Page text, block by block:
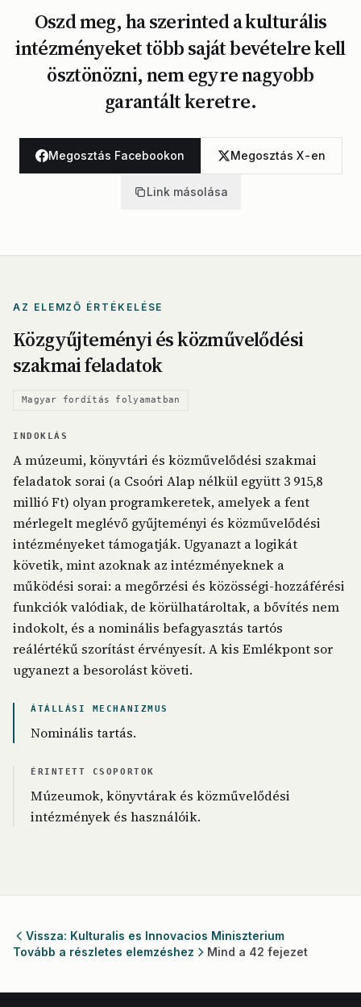
Oszd meg, ha szerinted a kulturális
intézményeket több saját bevételre kell
ösztönözni, nem egyre nagyobb
garantált keretre.
Megosztás Facebookon Megosztás X-en
Link másolása
AZ ELEMZŐ ÉRTÉKELÉSE
Közgyűjteményi és közművelődési
szakmai feladatok
Magyar fordítás folyamatban
INDOKLÁS
A múzeumi, könyvtári és közművelődési szakmai
feladatok sorai (a Csoóri Alap nélkül együtt 3 915,8
millió Ft) olyan programkeretek, amelyek a fent
mérlegelt meglévő gyűjteményi és közművelődési
intézményeket támogatják. Ugyanazt a logikát
követik, mint azoknak az intézményeknek a
működési sorai: a megőrzési és közösségi-hozzáférési
funkciók valódiak, de körülhatároltak, a bővítés nem
indokolt, és a nominális befagyasztás tartós
reálértékű szorítást érvényesít. A kis Emlékpont sor
ugyanezt a besorolást követi.
ÁTÁLLÁSI MECHANIZMUS
Nominális tartás.
ÉRINTETT CSOPORTOK
Múzeumok, könyvtárak és közművelődési
intézmények és használóik.
Vissza: Kulturalis es Innovacios Miniszterium
Tovább a részletes elemzéshez
Mind a 42 fejezet